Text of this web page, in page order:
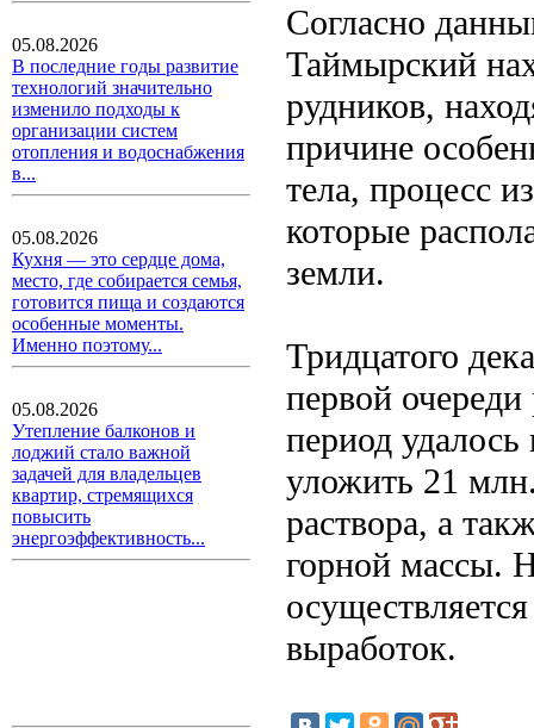
05.08.2026
В последние годы развитие
технологий значительно
изменило подходы к
организации систем
отопления и водоснабжения
в...
05.08.2026
Кухня — это сердце дома,
место, где собирается семья,
готовится пища и создаются
особенные моменты.
Именно поэтому...
05.08.2026
Утепление балконов и
лоджий стало важной
задачей для владельцев
квартир, стремящихся
повысить
энергоэффективность...
Согласно
Таймырский
рудников,
причине
тела, процесс
которые
земли.
Тридцатого
первой
период
уложить 21
раствора, а
горной массы.
выработок.